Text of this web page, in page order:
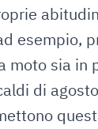
esempio,
moto sia in
di